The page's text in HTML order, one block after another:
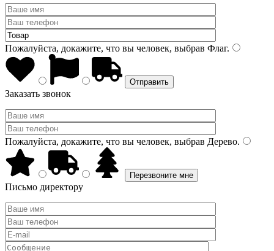
Пожалуйста, докажите, что вы человек, выбрав Флаг.
Заказать звонок
Пожалуйста, докажите, что вы человек, выбрав Дерево.
Письмо директору